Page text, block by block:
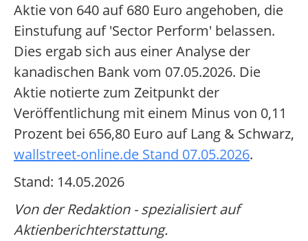
Aktie von 640 auf 680 Euro angehoben, die
Einstufung auf 'Sector Perform' belassen.
Dies ergab sich aus einer Analyse der
kanadischen Bank vom 07.05.2026. Die
Aktie notierte zum Zeitpunkt der
Veröffentlichung mit einem Minus von 0,11
Prozent bei 656,80 Euro auf Lang & Schwarz,
wallstreet-online.de Stand 07.05.2026.
Stand: 14.05.2026
Von der Redaktion - spezialisiert auf
Aktienberichterstattung.